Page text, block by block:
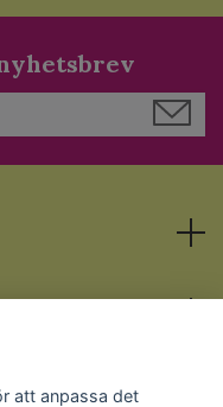
att anpassa det